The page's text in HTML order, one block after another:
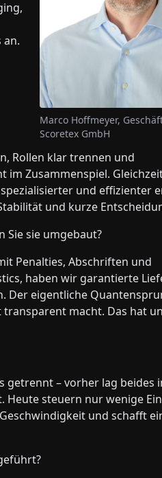
an.
Marco Hoffmeyer,
Scoretex GmbH
Rollen klar trennen und
im Zusammenspiel.
und effizienter
und kurze
Sie sie umgebaut?
Penalties, Abschriften und
haben wir garantierte
Der eigentliche
macht. Das hat
– vorher lag beides
Heute steuern nur wenige
und schafft